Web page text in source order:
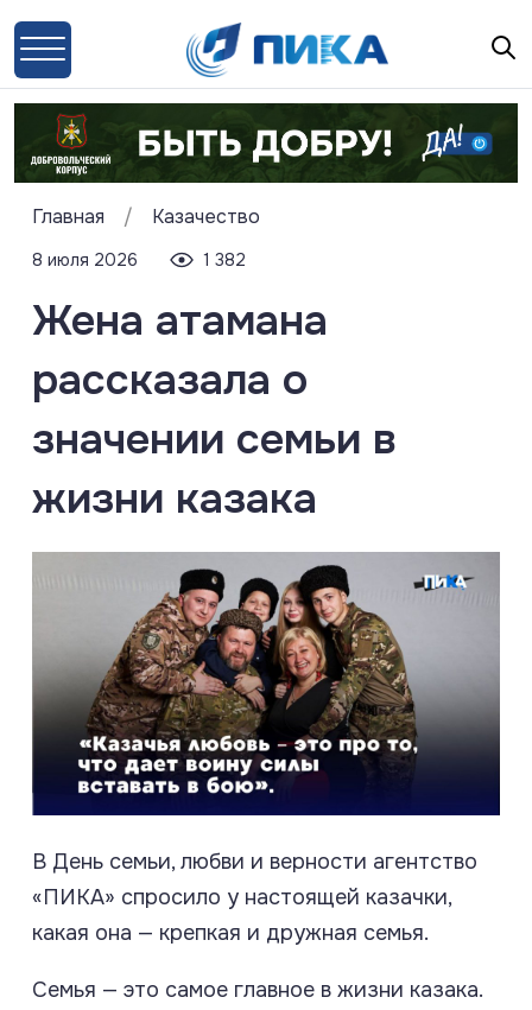
Главная / Казачество
8 июля 2026 1 382
Жена атамана
рассказала о
значении семьи в
жизни казака
В День семьи, любви и верности агентство
«ПИКА» спросило у настоящей казачки,
какая она — крепкая и дружная семья.
Семья — это самое главное в жизни казака.